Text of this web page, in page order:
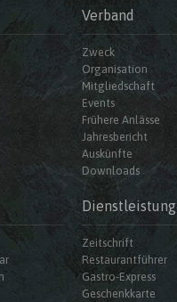
Verband
Zweck
Organisation
Mitgliedschaft
Events
Frühere Anlässe
Jahresbericht
Auskünfte
Downloads
Dienstleistung
Zeitschrift
Restaurantführer
Gastro-Express
Geschenkkarte